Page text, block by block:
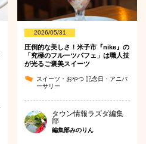
2026/05/31
圧倒的な美しさ！米子市『nike』の
「究極のフルーツパフェ」は職人技
が光るご褒美スイーツ
スイーツ・おやつ記念日・アニバ
ーサリー
タウン情報ラズダ編集
部
編集部みのりん